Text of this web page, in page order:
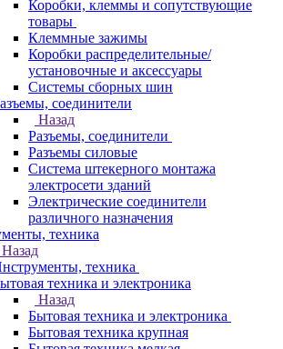
Коробки, клеммы и сопутствующие
товары
Клеммные зажимы
Коробки распределительные/
установочные и аксессуары
Системы сборных шин
соединители
Назад
Разъемы, соединители
Разъемы силовые
Система штекерного монтажа
электросети зданий
Электрические соединители
различного назначения
техника
Назад
техника
техника и электроника
Назад
Бытовая техника и электроника
Бытовая техника крупная